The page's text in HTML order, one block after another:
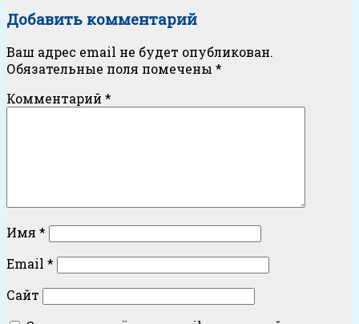
Добавить комментарий
Ваш адрес email не будет опубликован.
Обязательные поля помечены *
Комментарий *
Имя *
Email *
Сайт